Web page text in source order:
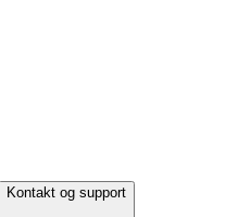
Kontakt og support